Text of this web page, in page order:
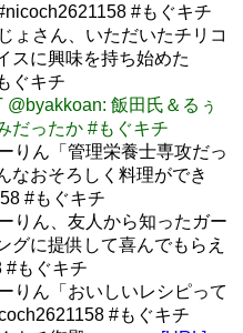
#もぐキチ
ょさん、いただいたチリコ
スに興味を持ち始めた
ぐキチ
@byakkoan: 飯田氏＆るぅ
だったか #もぐキチ
りん「管理栄養士専攻だっ
なおそろしく料理ができ
#もぐキチ
りん、友人から知ったガー
グに提供して喜んでもらえ
#もぐキチ
りん「おいしいレシピって
#もぐキチ